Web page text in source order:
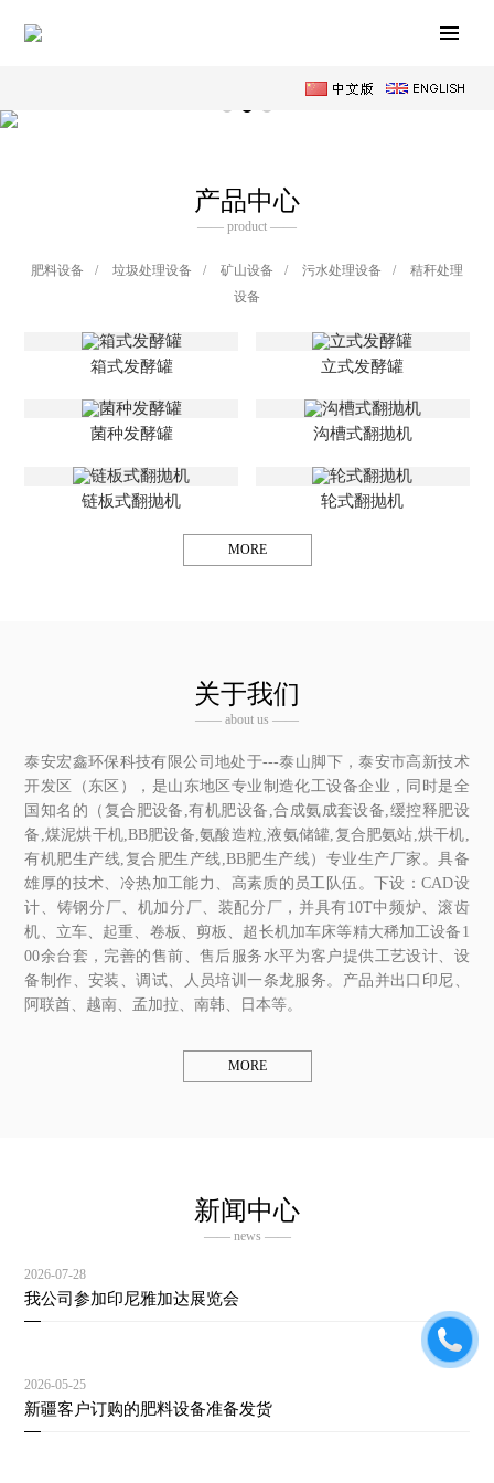
产品中心
—— product ——
肥料设备 / 垃圾处理设备 / 矿山设备 / 污水处理设备 /
秸秆处理
设备
箱式发酵罐 立式发酵罐
菌种发酵罐 沟槽式翻抛机
链板式翻抛机 轮式翻抛机
MORE
关于我们
—— about us ——
泰安宏鑫环保科技有限公司地处于---泰山脚下，泰安市高新技术
开发区（东区），是山东地区专业制造化工设备企业，同时是全
国知名的（复合肥设备,有机肥设备,合成氨成套设备,缓控释肥设
备,煤泥烘干机,BB肥设备,氨酸造粒,液氨储罐,复合肥氨站,烘干机,
有机肥生产线,复合肥生产线,BB肥生产线）专业生产厂家。具备
雄厚的技术、冷热加工能力、高素质的员工队伍。下设：CAD设
计、铸钢分厂、机加分厂、装配分厂，并具有10T中频炉、滚齿
机、立车、起重、卷板、剪板、超长机加车床等精大稀加工设备1
00余台套，完善的售前、售后服务水平为客户提供工艺设计、设
备制作、安装、调试、人员培训一条龙服务。产品并出口印尼、
阿联酋、越南、孟加拉、南韩、日本等。
MORE
新闻中心
—— news ——
2026-07-28
我公司参加印尼雅加达展览会
2026-05-25
新疆客户订购的肥料设备准备发货